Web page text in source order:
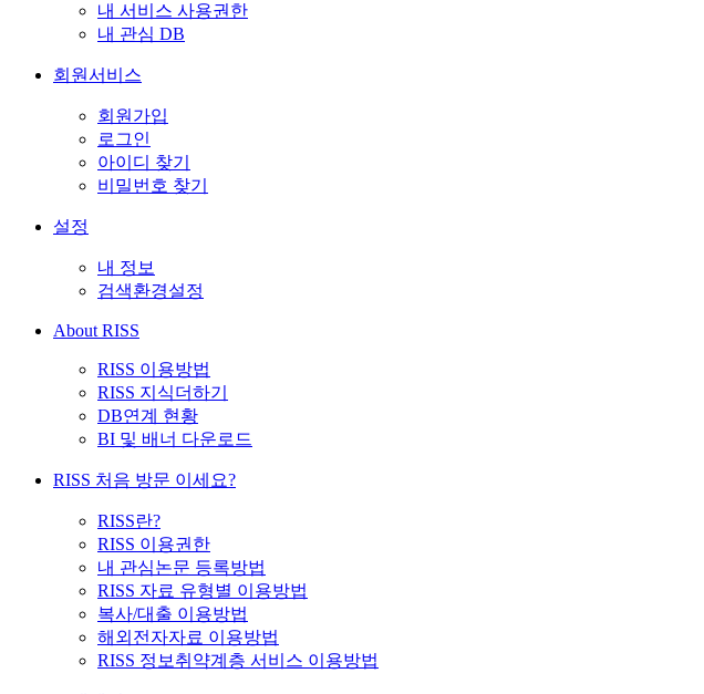
내 서비스 사용권한
내 관심 DB
회원서비스
회원가입
로그인
아이디 찾기
비밀번호 찾기
설정
내 정보
검색환경설정
About RISS
RISS 이용방법
RISS 지식더하기
DB연계 현황
BI 및 배너 다운로드
RISS 처음 방문 이세요?
RISS란?
RISS 이용권한
내 관심논문 등록방법
RISS 자료 유형별 이용방법
복사/대출 이용방법
해외전자자료 이용방법
RISS 정보취약계층 서비스 이용방법